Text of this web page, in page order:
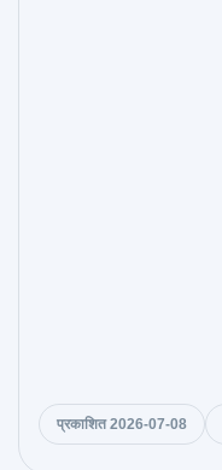
प्रकाशित 2026-07-08